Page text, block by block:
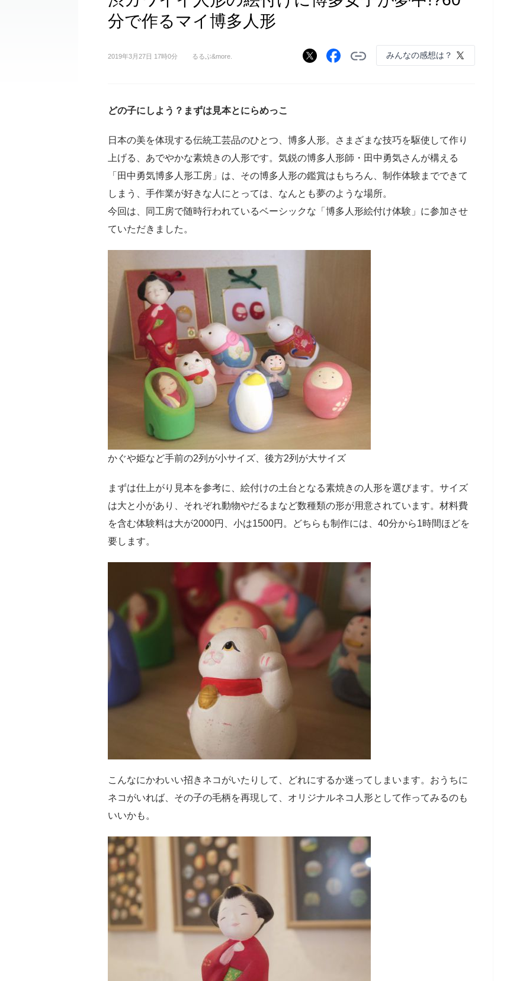
分で作るマイ博多人形
2019年3月27日 17時0分 るるぶ&more. みんなの感想は？
どの子にしよう？まずは見本とにらめっこ
日本の美を体現する伝統工芸品のひとつ、博多人形。さまざまな技巧を駆使して作り
上げる、あでやかな素焼きの人形です。気鋭の博多人形師・田中勇気さんが構える
「田中勇気博多人形工房」は、その博多人形の鑑賞はもちろん、制作体験までできて
しまう、手作業が好きな人にとっては、なんとも夢のような場所。
今回は、同工房で随時行われているベーシックな「博多人形絵付け体験」に参加させ
ていただきました。
かぐや姫など手前の2列が小サイズ、後方2列が大サイズ
まずは仕上がり見本を参考に、絵付けの土台となる素焼きの人形を選びます。サイズ
は大と小があり、それぞれ動物やだるまなど数種類の形が用意されています。材料費
を含む体験料は大が2000円、小は1500円。どちらも制作には、40分から1時間ほどを
要します。
こんなにかわいい招きネコがいたりして、どれにするか迷ってしまいます。おうちに
ネコがいれば、その子の毛柄を再現して、オリジナルネコ人形として作ってみるのも
いいかも。